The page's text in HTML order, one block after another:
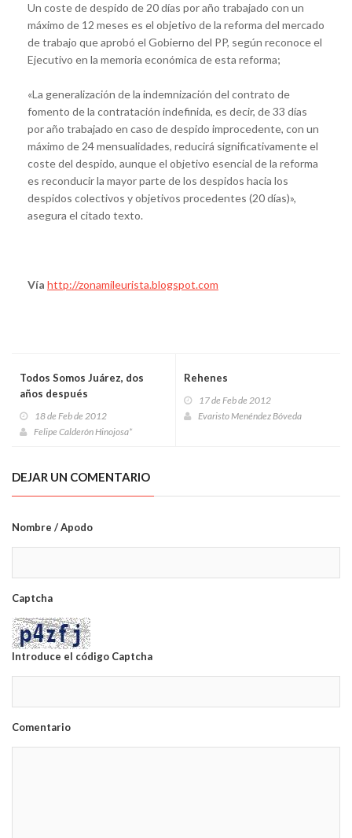
Un coste de despido de 20 días por año trabajado con un
máximo de 12 meses es el objetivo de la reforma del mercado
de trabajo que aprobó el Gobierno del PP, según reconoce el
Ejecutivo en la memoria económica de esta reforma;
«La generalización de la indemnización del contrato de
fomento de la contratación indefinida, es decir, de 33 días
por año trabajado en caso de despido improcedente, con un
máximo de 24 mensualidades, reducirá significativamente el
coste del despido, aunque el objetivo esencial de la reforma
es reconducir la mayor parte de los despidos hacia los
despidos colectivos y objetivos procedentes (20 días)»,
asegura el citado texto.
Vía http://zonamileurista.blogspot.com
Todos Somos Juárez, dos
años después
18 de Feb de 2012
Felipe Calderón Hinojosa*
Rehenes
17 de Feb de 2012
Evaristo Menéndez Bóveda
DEJAR UN COMENTARIO
Nombre / Apodo
Captcha
Introduce el código Captcha
Comentario